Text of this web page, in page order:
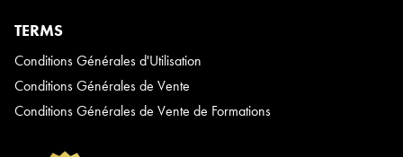
TERMS
Conditions Générales d'Utilisation
Conditions Générales de Vente
Conditions Générales de Vente de Formations